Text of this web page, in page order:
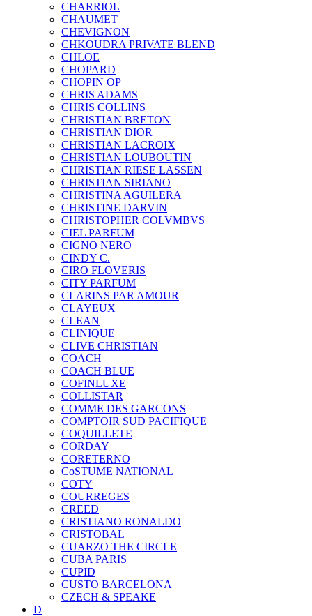
CHARRIOL
CHAUMET
CHEVIGNON
CHKOUDRA PRIVATE BLEND
CHLOE
CHOPARD
CHOPIN OP
CHRIS ADAMS
CHRIS COLLINS
CHRISTIAN BRETON
CHRISTIAN DIOR
CHRISTIAN LACROIX
CHRISTIAN LOUBOUTIN
CHRISTIAN RIESE LASSEN
CHRISTIAN SIRIANO
CHRISTINA AGUILERA
CHRISTINE DARVIN
CHRISTOPHER COLVMBVS
CIEL PARFUM
CIGNO NERO
CINDY C.
CIRO FLOVERIS
CITY PARFUM
CLARINS PAR AMOUR
CLAYEUX
CLEAN
CLINIQUE
CLIVE CHRISTIAN
COACH
COACH BLUE
COFINLUXE
COLLISTAR
COMME DES GARCONS
COMPTOIR SUD PACIFIQUE
COQUILLETE
CORDAY
CORETERNO
CoSTUME NATIONAL
COTY
COURREGES
CREED
CRISTIANO RONALDO
CRISTOBAL
CUARZO THE CIRCLE
CUBA PARIS
CUPID
CUSTO BARCELONA
CZECH & SPEAKE
D